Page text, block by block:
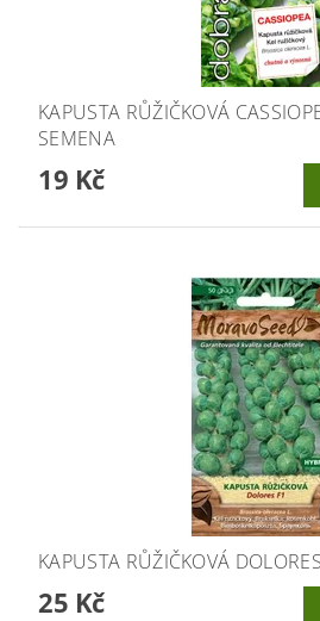
KAPUSTA RŮŽIČKOVÁ
SEMENA
19 Kč
KAPUSTA RŮŽIČKOVÁ
25 Kč